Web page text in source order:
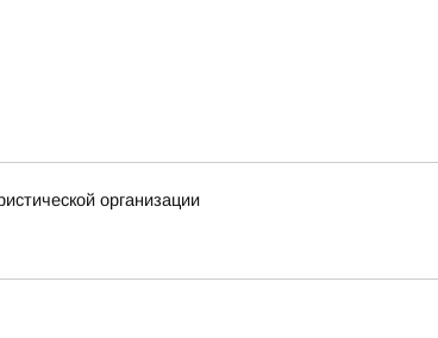
организации